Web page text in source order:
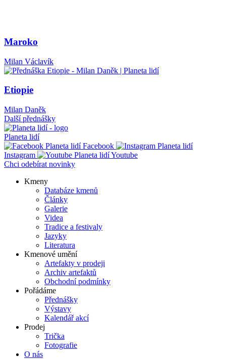
Maroko
Milan Václavík
Etiopie
Milan Daněk
Další přednášky
Planeta lidí
Facebook
Instagram
Youtube
Chci odebírat novinky
navigation
Kmeny
Databáze kmenů
Články
Galerie
Videa
Tradice a festivaly
Jazyky
Literatura
Kmenové umění
Artefakty v prodeji
Archiv artefaktů
Obchodní podmínky
Pořádáme
Přednášky
Výstavy
Kalendář akcí
Prodej
Trička
Fotografie
O nás